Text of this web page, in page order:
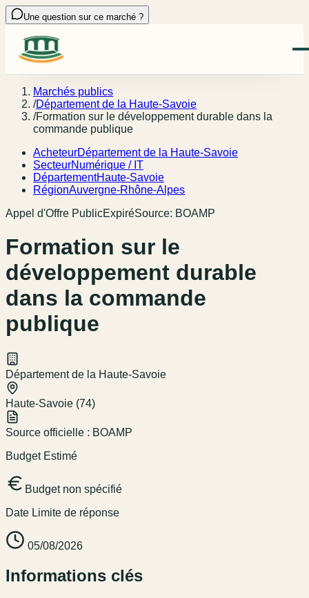
Une question sur ce marché ?
Marchés publics
/Département de la Haute-Savoie
/Formation sur le développement durable dans la
commande publique
AcheteurDépartement de la Haute-Savoie
SecteurNumérique / IT
DépartementHaute-Savoie
RégionAuvergne-Rhône-Alpes
Appel d'Offre PublicExpiréSource: BOAMP
Formation sur le
développement durable
dans la commande
publique
Département de la Haute-Savoie
Haute-Savoie (74)
Source officielle : BOAMP
Budget Estimé
Budget non spécifié
Date Limite de réponse
05/08/2026
Informations clés